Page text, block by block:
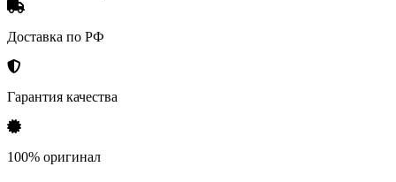
Доставка по РФ
Гарантия качества
100% оригинал